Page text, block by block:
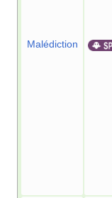
Malédiction